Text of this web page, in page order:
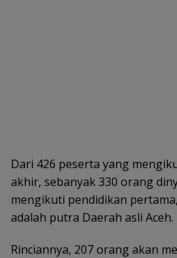
Dari 426 peserta yang
akhir, sebanyak 330 orang
mengikuti pendidikan
adalah putra Daerah asli Aceh.
Rinciannya, 207 orang akan